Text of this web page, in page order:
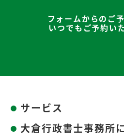
フォームからのご
いつでもご予約い
サービス
大倉行政書士事務所